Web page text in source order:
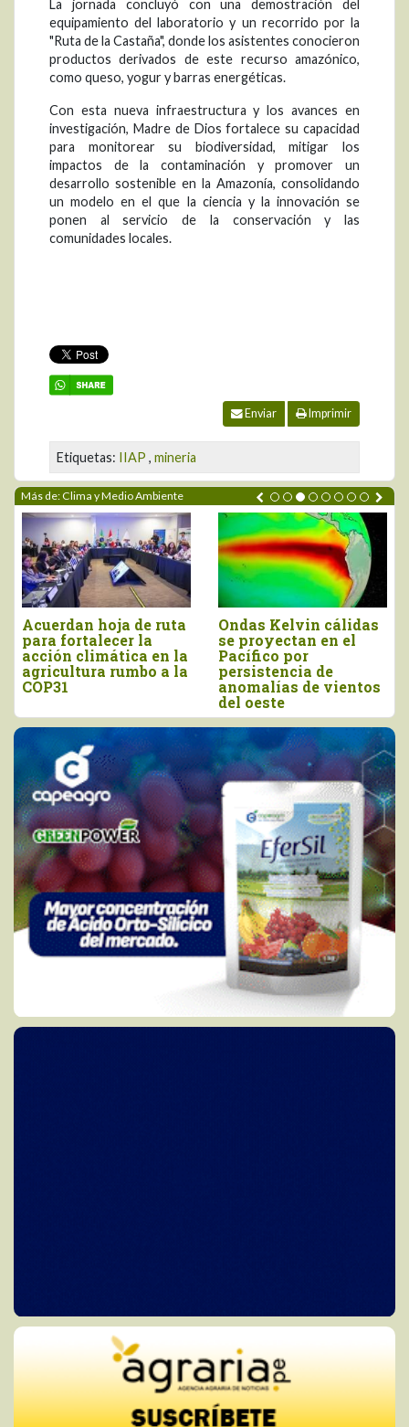
La jornada concluyó con una demostración del
equipamiento del laboratorio y un recorrido por la
"Ruta de la Castaña", donde los asistentes conocieron
productos derivados de este recurso amazónico,
como queso, yogur y barras energéticas.
Con esta nueva infraestructura y los avances en
investigación, Madre de Dios fortalece su capacidad
para monitorear su biodiversidad, mitigar los
impactos de la contaminación y promover un
desarrollo sostenible en la Amazonía, consolidando
un modelo en el que la ciencia y la innovación se
ponen al servicio de la conservación y las
comunidades locales.
Enviar Imprimir
Etiquetas: IIAP , mineria
Más de: Clima y Medio Ambiente
cálidas
el
vientos
“El agro debe
prepararse con
anticipación para
enfrentar los efectos
del Niño Costero”
DRA Piura se
ante posible
de El Niño